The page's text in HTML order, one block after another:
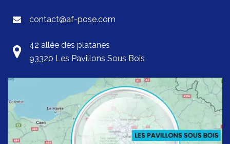
contact@af-pose.com
42 allée des platanes
93320 Les Pavillons Sous Bois